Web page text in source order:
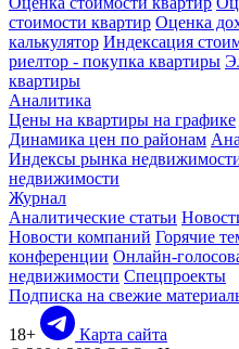
стоимости квартир Оценка
калькулятор Индексация
риелтор - покупка квартиры
квартиры
Аналитика
Цены на квартиры на графике
Динамика цен по районам
Индексы рынка
недвижимости
Журнал
Аналитические статьи
Новости компаний Горячие
конференции Онлайн-
недвижимости Спецпроекты
Подписка на свежие
18+
Карта сайта